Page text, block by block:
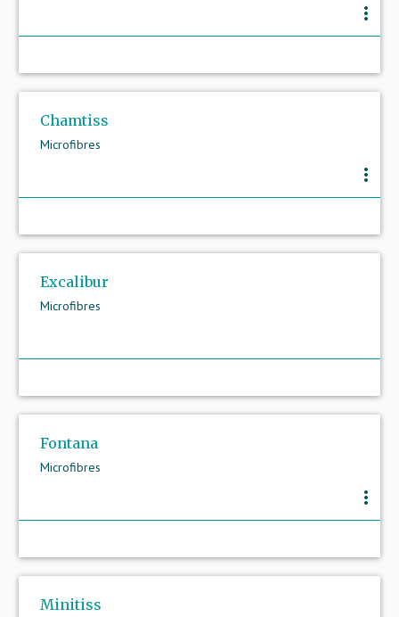
more_vert
Chamtiss
Microfibres
more_vert
Excalibur
Microfibres
Fontana
Microfibres
more_vert
Minitiss